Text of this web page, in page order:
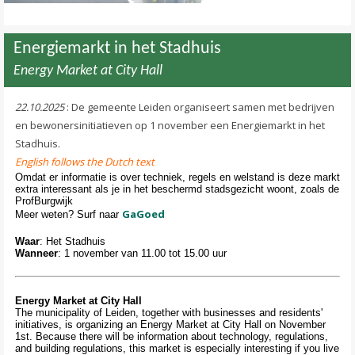
Energiemarkt in het Stadhuis
Energy Market at City Hall
22.10.2025: De gemeente Leiden organiseert samen met bedrijven
en bewonersinitiatieven op 1 november een Energiemarkt in het
Stadhuis.
English follows the Dutch text
Omdat er informatie is over techniek, regels en welstand is deze markt
extra interessant als je in het beschermd stadsgezicht woont, zoals de
ProfBurgwijk
Meer weten? Surf naar GaGoed
Waar: Het Stadhuis
Wanneer: 1 november van 11.00 tot 15.00 uur
Energy Market at City Hall
The municipality of Leiden, together with businesses and residents'
initiatives, is organizing an Energy Market at City Hall on November
1st. Because there will be information about technology, regulations,
and building regulations, this market is especially interesting if you live